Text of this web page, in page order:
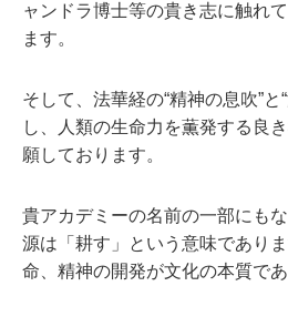
ャンドラ博士等の貴き志に触れ
ます。
そして、法華経の“精神の息吹”と
し、人類の生命力を薫発する良
願しております。
貴アカデミーの名前の一部にも
源は「耕す」という意味であり
命、精神の開発が文化の本質であ